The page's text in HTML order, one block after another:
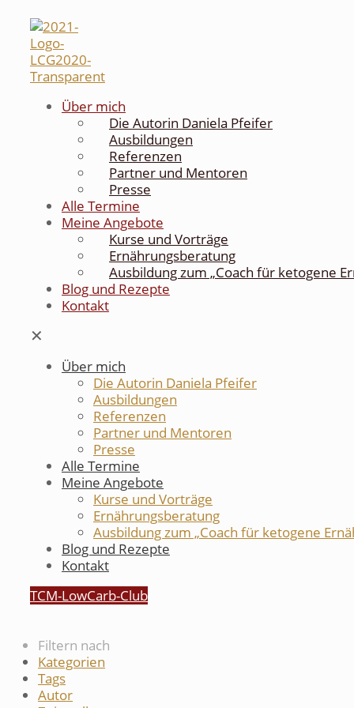
Über mich
Die Autorin Daniela Pfeifer
Ausbildungen
Referenzen
Partner und Mentoren
Presse
Alle Termine
Meine Angebote
Kurse und Vorträge
Ernährungsberatung
Ausbildung zum „Coach für ketogene
Blog und Rezepte
Kontakt
✕
Über mich
Die Autorin Daniela Pfeifer
Ausbildungen
Referenzen
Partner und Mentoren
Presse
Alle Termine
Meine Angebote
Kurse und Vorträge
Ernährungsberatung
Ausbildung zum „Coach für ketogene
Blog und Rezepte
Kontakt
TCM-LowCarb-Club
Filtern nach
Kategorien
Tags
Autor